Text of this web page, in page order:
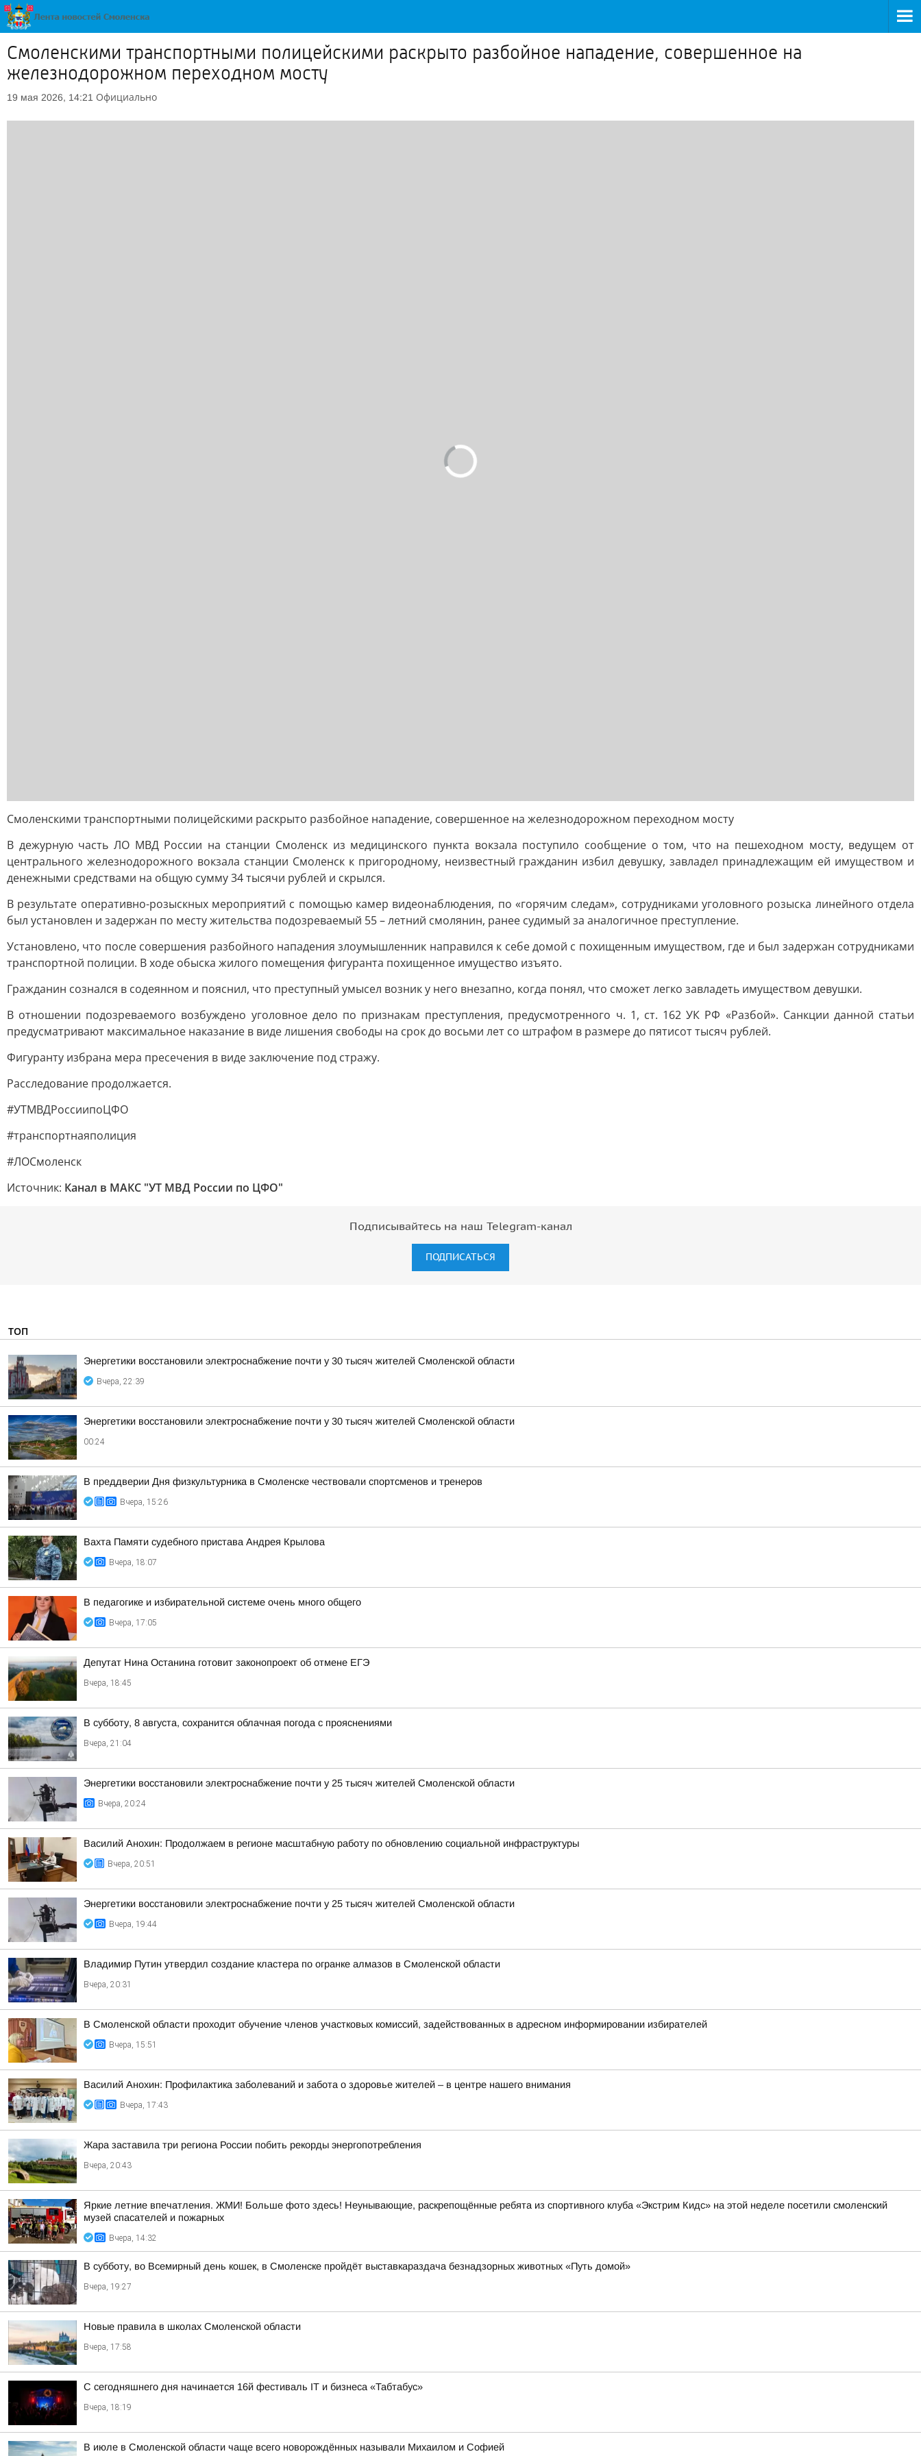
Смоленскими транспортными полицейскими раскрыто разбойное нападение, совершенное на
железнодорожном переходном мосту
19 мая 2026, 14:21 Официально
Смоленскими транспортными полицейскими раскрыто разбойное нападение, совершенное на железнодорожном переходном мосту
В дежурную часть ЛО МВД России на станции Смоленск из медицинского пункта вокзала поступило сообщение о том, что на пешеходном мосту, ведущем от
центрального железнодорожного вокзала станции Смоленск к пригородному, неизвестный гражданин избил девушку, завладел принадлежащим ей имуществом и
денежными средствами на общую сумму 34 тысячи рублей и скрылся.
В результате оперативно-розыскных мероприятий с помощью камер видеонаблюдения, по «горячим следам», сотрудниками уголовного розыска линейного отдела
был установлен и задержан по месту жительства подозреваемый 55 – летний смолянин, ранее судимый за аналогичное преступление.
Установлено, что после совершения разбойного нападения злоумышленник направился к себе домой с похищенным имуществом, где и был задержан сотрудниками
транспортной полиции. В ходе обыска жилого помещения фигуранта похищенное имущество изъято.
Гражданин сознался в содеянном и пояснил, что преступный умысел возник у него внезапно, когда понял, что сможет легко завладеть имуществом девушки.
В отношении подозреваемого возбуждено уголовное дело по признакам преступления, предусмотренного ч. 1, ст. 162 УК РФ «Разбой». Санкции данной статьи
предусматривают максимальное наказание в виде лишения свободы на срок до восьми лет со штрафом в размере до пятисот тысяч рублей.
Фигуранту избрана мера пресечения в виде заключение под стражу.
Расследование продолжается.
#УТМВДРоссиипоЦФО
#транспортнаяполиция
#ЛОСмоленск
Источник: Канал в МАКС "УТ МВД России по ЦФО"
Подписывайтесь на наш Telegram-канал
ПОДПИСАТЬСЯ
ТОП
Энергетики восстановили электроснабжение почти у 30 тысяч жителей Смоленской области
Вчера, 22:39
Энергетики восстановили электроснабжение почти у 30 тысяч жителей Смоленской области
00:24
В преддверии Дня физкультурника в Смоленске чествовали спортсменов и тренеров
Вчера, 15:26
Вахта Памяти судебного пристава Андрея Крылова
Вчера, 18:07
В педагогике и избирательной системе очень много общего
Вчера, 17:05
Депутат Нина Останина готовит законопроект об отмене ЕГЭ
Вчера, 18:45
В субботу, 8 августа, сохранится облачная погода с прояснениями
Вчера, 21:04
Энергетики восстановили электроснабжение почти у 25 тысяч жителей Смоленской области
Вчера, 20:24
Василий Анохин: Продолжаем в регионе масштабную работу по обновлению социальной инфраструктуры
Вчера, 20:51
Энергетики восстановили электроснабжение почти у 25 тысяч жителей Смоленской области
Вчера, 19:44
Владимир Путин утвердил создание кластера по огранке алмазов в Смоленской области
Вчера, 20:31
В Смоленской области проходит обучение членов участковых комиссий, задействованных в адресном информировании избирателей
Вчера, 15:51
Василий Анохин: Профилактика заболеваний и забота о здоровье жителей – в центре нашего внимания
Вчера, 17:43
Жара заставила три региона России побить рекорды энергопотребления
Вчера, 20:43
Яркие летние впечатления. ЖМИ! Больше фото здесь! Неунывающие, раскрепощённые ребята из спортивного клуба «Экстрим Кидс» на этой неделе посетили смоленский
музей спасателей и пожарных
Вчера, 14:32
В субботу, во Всемирный день кошек, в Смоленске пройдёт выставкараздача безнадзорных животных «Путь домой»
Вчера, 19:27
Новые правила в школах Смоленской области
Вчера, 17:58
С сегодняшнего дня начинается 16й фестиваль IT и бизнеса «Табтабус»
Вчера, 18:19
В июле в Смоленской области чаще всего новорождённых называли Михаилом и Софией